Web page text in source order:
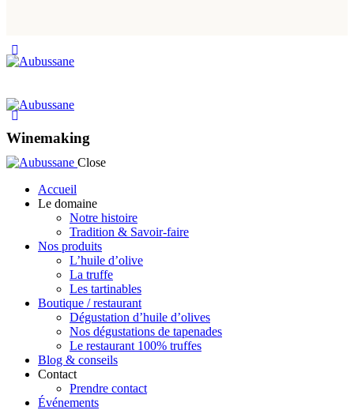
Winemaking
Close
Accueil
Le domaine
Notre histoire
Tradition & Savoir-faire
Nos produits
L’huile d’olive
La truffe
Les tartinables
Boutique / restaurant
Dégustation d’huile d’olives
Nos dégustations de tapenades
Le restaurant 100% truffes
Blog & conseils
Contact
Prendre contact
Événements